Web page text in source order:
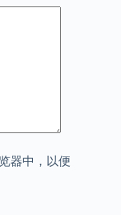
器中，以便